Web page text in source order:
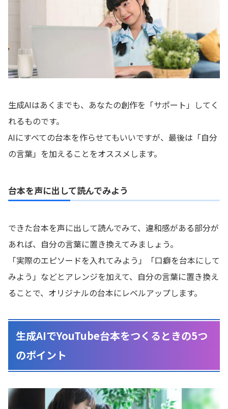
生成AIはあくまでも、あなたの創作を「サポート」してく
れるものです。
AIにすべての台本を作らせてもいいですが、最後は「自分
の言葉」を加えることをオススメします。
台本を声に出して読んでみよう
できた台本を声に出して読んでみて、違和感がある部分が
あれば、自分の言葉に置き換えてみましょう。
「実際のエピソードを入れてみよう」「口癖を台本にして
みよう」などとアレンジを加えて、自分の言葉に置き換え
ることで、オリジナルの台本にレベルアップします。
生成AIでYouTube台本をつくるときの5つ
のポイント